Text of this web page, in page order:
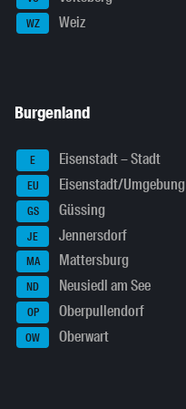
WZ Weiz
Burgenland
E Eisenstadt – Stadt
EU Eisenstadt/Umgebung
GS Güssing
JE Jennersdorf
MA Mattersburg
ND Neusiedl am See
OP Oberpullendorf
OW Oberwart